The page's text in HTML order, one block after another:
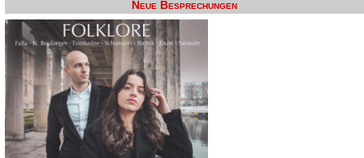
Neue Besprechungen